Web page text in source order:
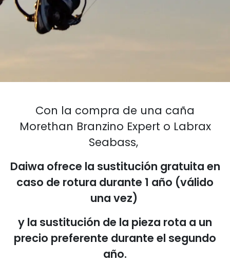
Con la compra de una caña
Morethan Branzino Expert o Labrax
Seabass,
Daiwa ofrece la sustitución gratuita en
caso de rotura durante 1 año (válido
una vez)
y la sustitución de la pieza rota a un
precio preferente durante el segundo
año.